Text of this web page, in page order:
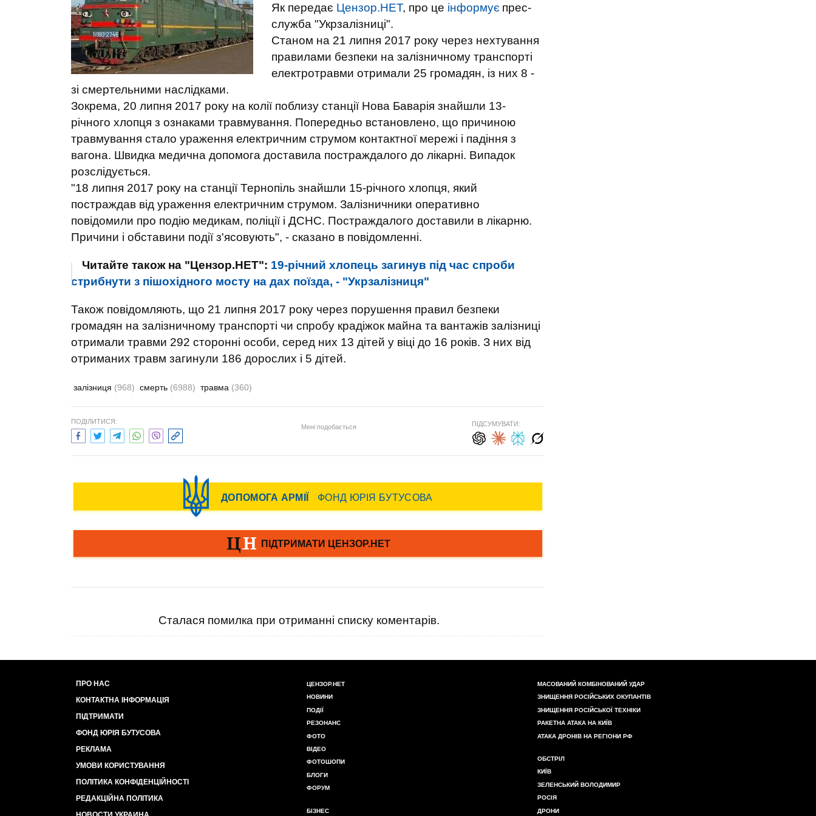
Як передає Цензор.НЕТ, про це інформує прес-
служба "Укрзалізниці".
Станом на 21 липня 2017 року через нехтування
правилами безпеки на залізничному транспорті
електротравми отримали 25 громадян, із них 8 -
зі смертельними наслідками.
Зокрема, 20 липня 2017 року на колії поблизу станції Нова Баварія знайшли 13-
річного хлопця з ознаками травмування. Попередньо встановлено, що причиною
травмування стало ураження електричним струмом контактної мережі і падіння з
вагона. Швидка медична допомога доставила постраждалого до лікарні. Випадок
розслідується.
"18 липня 2017 року на станції Тернопіль знайшли 15-річного хлопця, який
постраждав від ураження електричним струмом. Залізничники оперативно
повідомили про подію медикам, поліції і ДСНС. Постраждалого доставили в лікарню.
Причини і обставини події з'ясовують", - сказано в повідомленні.
Читайте також на "Цензор.НЕТ": 19-річний хлопець загинув під час спроби
стрибнути з пішохідного мосту на дах поїзда, - "Укрзалізниця"
Також повідомляють, що 21 липня 2017 року через порушення правил безпеки
громадян на залізничному транспорті чи спробу крадіжок майна та вантажів залізниці
отримали травми 292 сторонні особи, серед них 13 дітей у віці до 16 років. З них від
отриманих травм загинули 186 дорослих і 5 дітей.
залізниця (968) смерть (6988) травма (360)
ПОДІЛИТИСЯ:
Мені подобається ПІДСУМУВАТИ:
Сталася помилка при отриманні списку коментарів.
ПРО НАС
КОНТАКТНА ІНФОРМАЦІЯ
ПІДТРИМАТИ
ФОНД ЮРІЯ БУТУСОВА
РЕКЛАМА
УМОВИ КОРИСТУВАННЯ
ПОЛІТИКА КОНФІДЕНЦІЙНОСТІ
РЕДАКЦІЙНА ПОЛІТИКА
ЦЕНЗОР.НЕТ
НОВИНИ
ПОДІЇ
РЕЗОНАНС
ФОТО
ВІДЕО
ФОТОШОПИ
БЛОГИ
ФОРУМ
БІЗНЕС
МАСОВАНИЙ КОМБІНОВАНИЙ УДАР
ЗНИЩЕННЯ РОСІЙСЬКИХ ОКУПАНТІВ
ЗНИЩЕННЯ РОСІЙСЬКОЇ ТЕХНІКИ
РАКЕТНА АТАКА НА КИЇВ
АТАКА ДРОНІВ НА РЕГІОНИ РФ
ОБСТРІЛ
КИЇВ
ЗЕЛЕНСЬКИЙ ВОЛОДИМИР
РОСІЯ
ДРОНИ